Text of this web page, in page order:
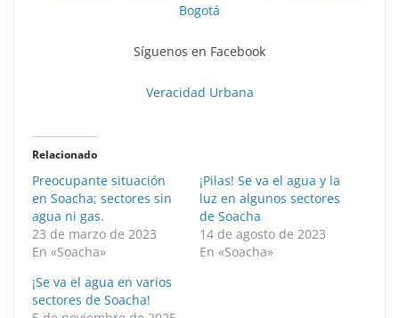
Bogotá
Síguenos en Facebook
Veracidad Urbana
Relacionado
Preocupante situación
en Soacha; sectores sin
agua ni gas.
23 de marzo de 2023
En «Soacha»
¡Pilas! Se va el agua y la
luz en algunos sectores
de Soacha
14 de agosto de 2023
En «Soacha»
¡Se va el agua en varios
sectores de Soacha!